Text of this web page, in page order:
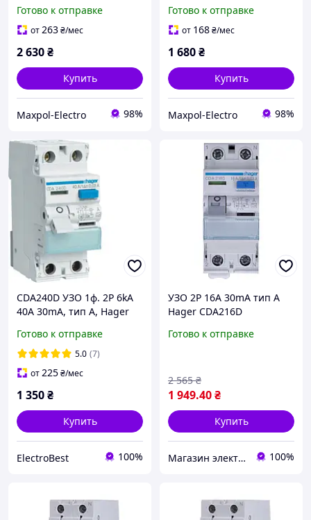
Готово к отправке
от263₴/мес
2 630₴
Купить
Maxpol-Electro 98%
Готово к отправке
от 168₴/мес
1 680₴
Купить
Maxpol-Electro 98%
CDA240D УЗО 1ф. 2P 6kA
40A 30mA, тип A, Hager
Готово к отправке
5.0 (7)
от225₴/мес
1 350₴
Купить
ЕlectroBest 100%
УЗО 2P 16A 30mA тип А
Hager CDA216D
Готово к отправке
1 949.40₴
2 565 ₴
Купить
Магазин электротоваров ASFA 100%